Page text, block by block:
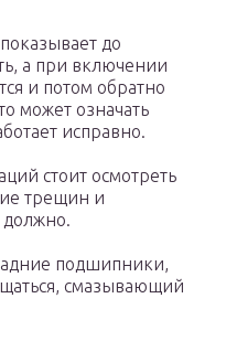
до
а при включении
и потом обратно
может означать
исправно.
стоит осмотреть
трещин и
подшипники,
смазывающий